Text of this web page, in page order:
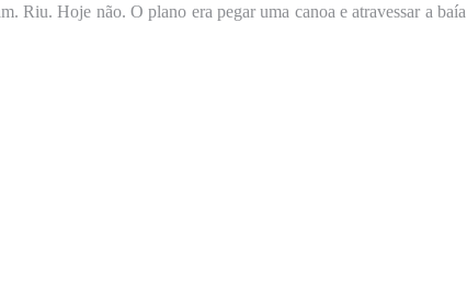
Riu. Hoje não. O plano era pegar uma canoa e atravessar a baía